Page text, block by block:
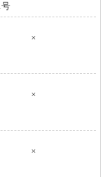
×
×
×